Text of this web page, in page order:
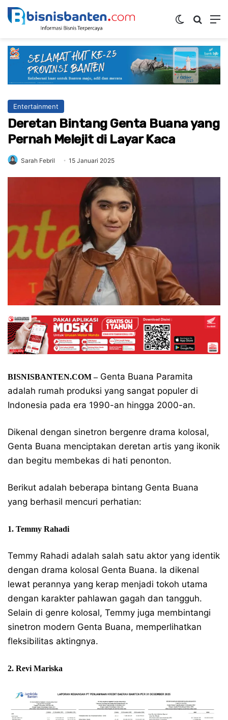
Switch skin
Entertainment
Deretan Bintang Genta Buana yang
Pernah Melejit di Layar Kaca
Sarah Febril 15 Januari 2025
BISNISBANTEN.COM –Genta Buana Paramita
adalah rumah produksi yang sangat populer di
Indonesia pada era 1990-an hingga 2000-an.
Dikenal dengan sinetron bergenre drama kolosal,
Genta Buana menciptakan deretan artis yang ikonik
dan begitu membekas di hati penonton.
Berikut adalah beberapa bintang Genta Buana
yang berhasil mencuri perhatian:
1. Temmy Rahadi
Temmy Rahadi adalah salah satu aktor yang identik
dengan drama kolosal Genta Buana. Ia dikenal
lewat perannya yang kerap menjadi tokoh utama
dengan karakter pahlawan gagah dan tangguh.
Selain di genre kolosal, Temmy juga membintangi
sinetron modern Genta Buana, memperlihatkan
fleksibilitas aktingnya.
2. Revi Mariska